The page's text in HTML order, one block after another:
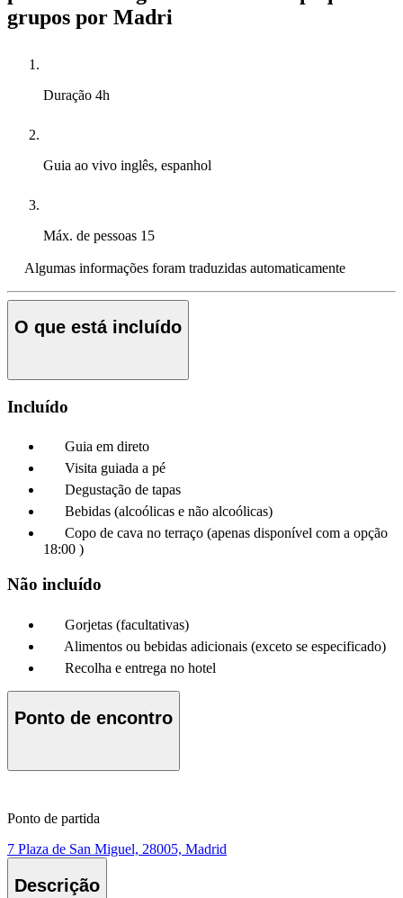
grupos por Madri
Duração 4h
Guia ao vivo inglês, espanhol
Máx. de pessoas 15
Algumas informações foram traduzidas automaticamente
O que está incluído
Incluído
Guia em direto
Visita guiada a pé
Degustação de tapas
Bebidas (alcoólicas e não alcoólicas)
Copo de cava no terraço (apenas disponível com a opção
18:00 )
Não incluído
Gorjetas (facultativas)
Alimentos ou bebidas adicionais (exceto se especificado)
Recolha e entrega no hotel
Ponto de encontro
Ponto de partida
7 Plaza de San Miguel, 28005, Madrid
Descrição